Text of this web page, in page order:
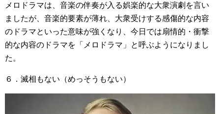
メロドラマは、音楽の伴奏が入る娯楽的な大衆演劇を言い
ましたが、音楽的要素が薄れ、大衆受けする感傷的な内容
のドラマといった意味が強くなり、今日では扇情的・衝撃
的な内容のドラマを「メロドラマ」と呼ぶようになりまし
た。
６．滅相もない（めっそうもない）